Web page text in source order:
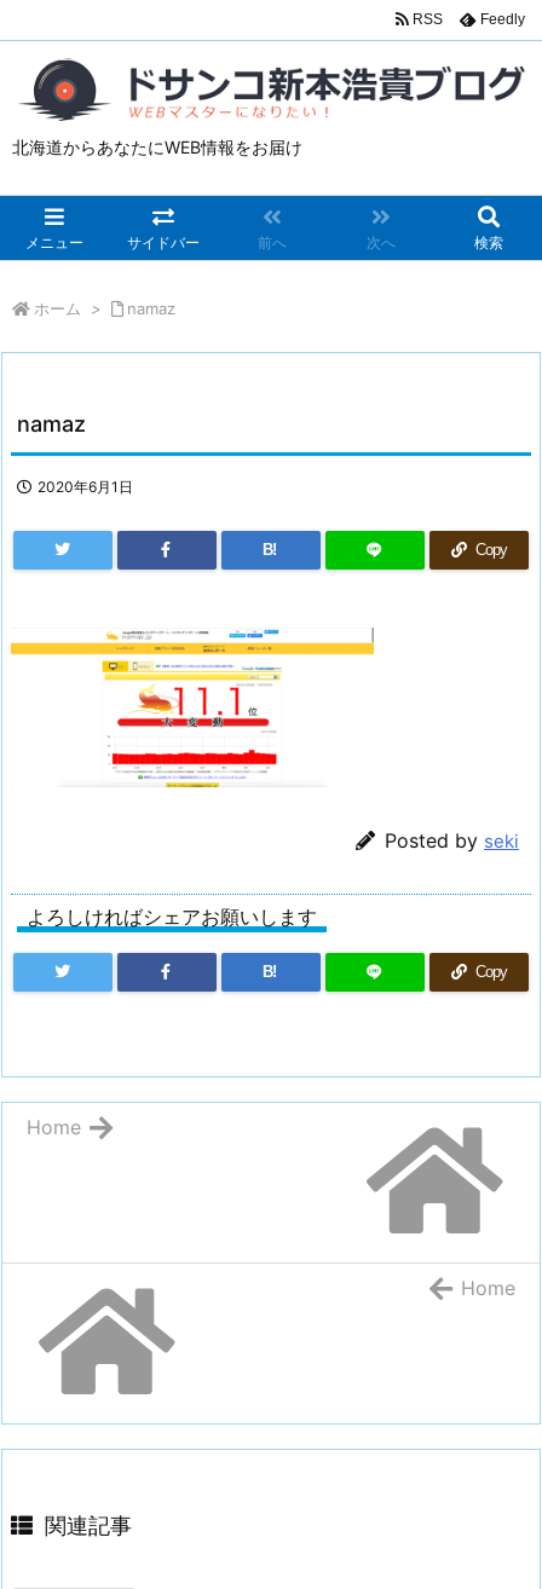
北海道からあなたにWEB情報をお届け
メニュー サイドバー 前へ 次へ 検索
RSS Feedly
ホーム > namaz
namaz
2020年6月1日
B! Copy
Posted by seki
よろしければシェアお願いします
B! Copy
Home
Home
関連記事